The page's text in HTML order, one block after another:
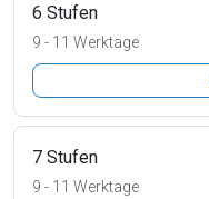
6 Stufen
9 - 11 Werktage
7 Stufen
9 - 11 Werktage